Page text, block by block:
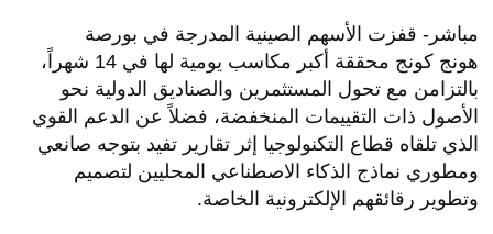
مباشر- قفزت الأسهم الصينية المدرجة في بورصة
هونج كونج محققة أكبر مكاسب يومية لها في 14 شهراً،
بالتزامن مع تحول المستثمرين والصناديق الدولية نحو
الأصول ذات التقييمات المنخفضة، فضلاً عن الدعم القوي
الذي تلقاه قطاع التكنولوجيا إثر تقارير تفيد بتوجه صانعي
ومطوري نماذج الذكاء الاصطناعي المحليين لتصميم
وتطوير رقائقهم الإلكترونية الخاصة.